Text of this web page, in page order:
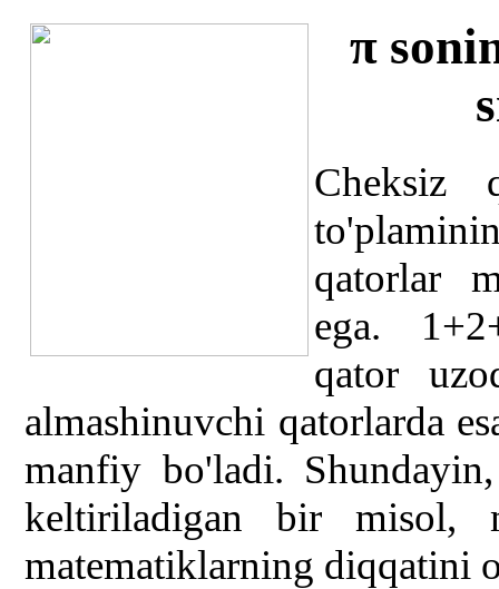
π
Cheksiz
qatorlar
ega.
qator
almashinuvchi qatorlarda
manfiy bo'ladi.
keltiriladigan bir misol,
matematiklarning diqqatini